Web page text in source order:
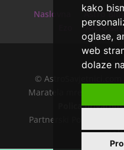
kako
oglase,
web
dolaze
Tarot savjetnik je
tarot
Broj
tel:0,93€
tarot
Naslovna
Astro
Astro
© AstroSavjetnici.com
Maratela mreže d.o.o. -
Polica
Partnerski Portali: